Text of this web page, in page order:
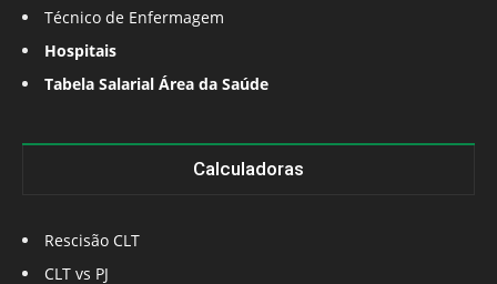
Técnico de Enfermagem
Hospitais
Tabela Salarial Área da Saúde
Calculadoras
Rescisão CLT
CLT vs PJ